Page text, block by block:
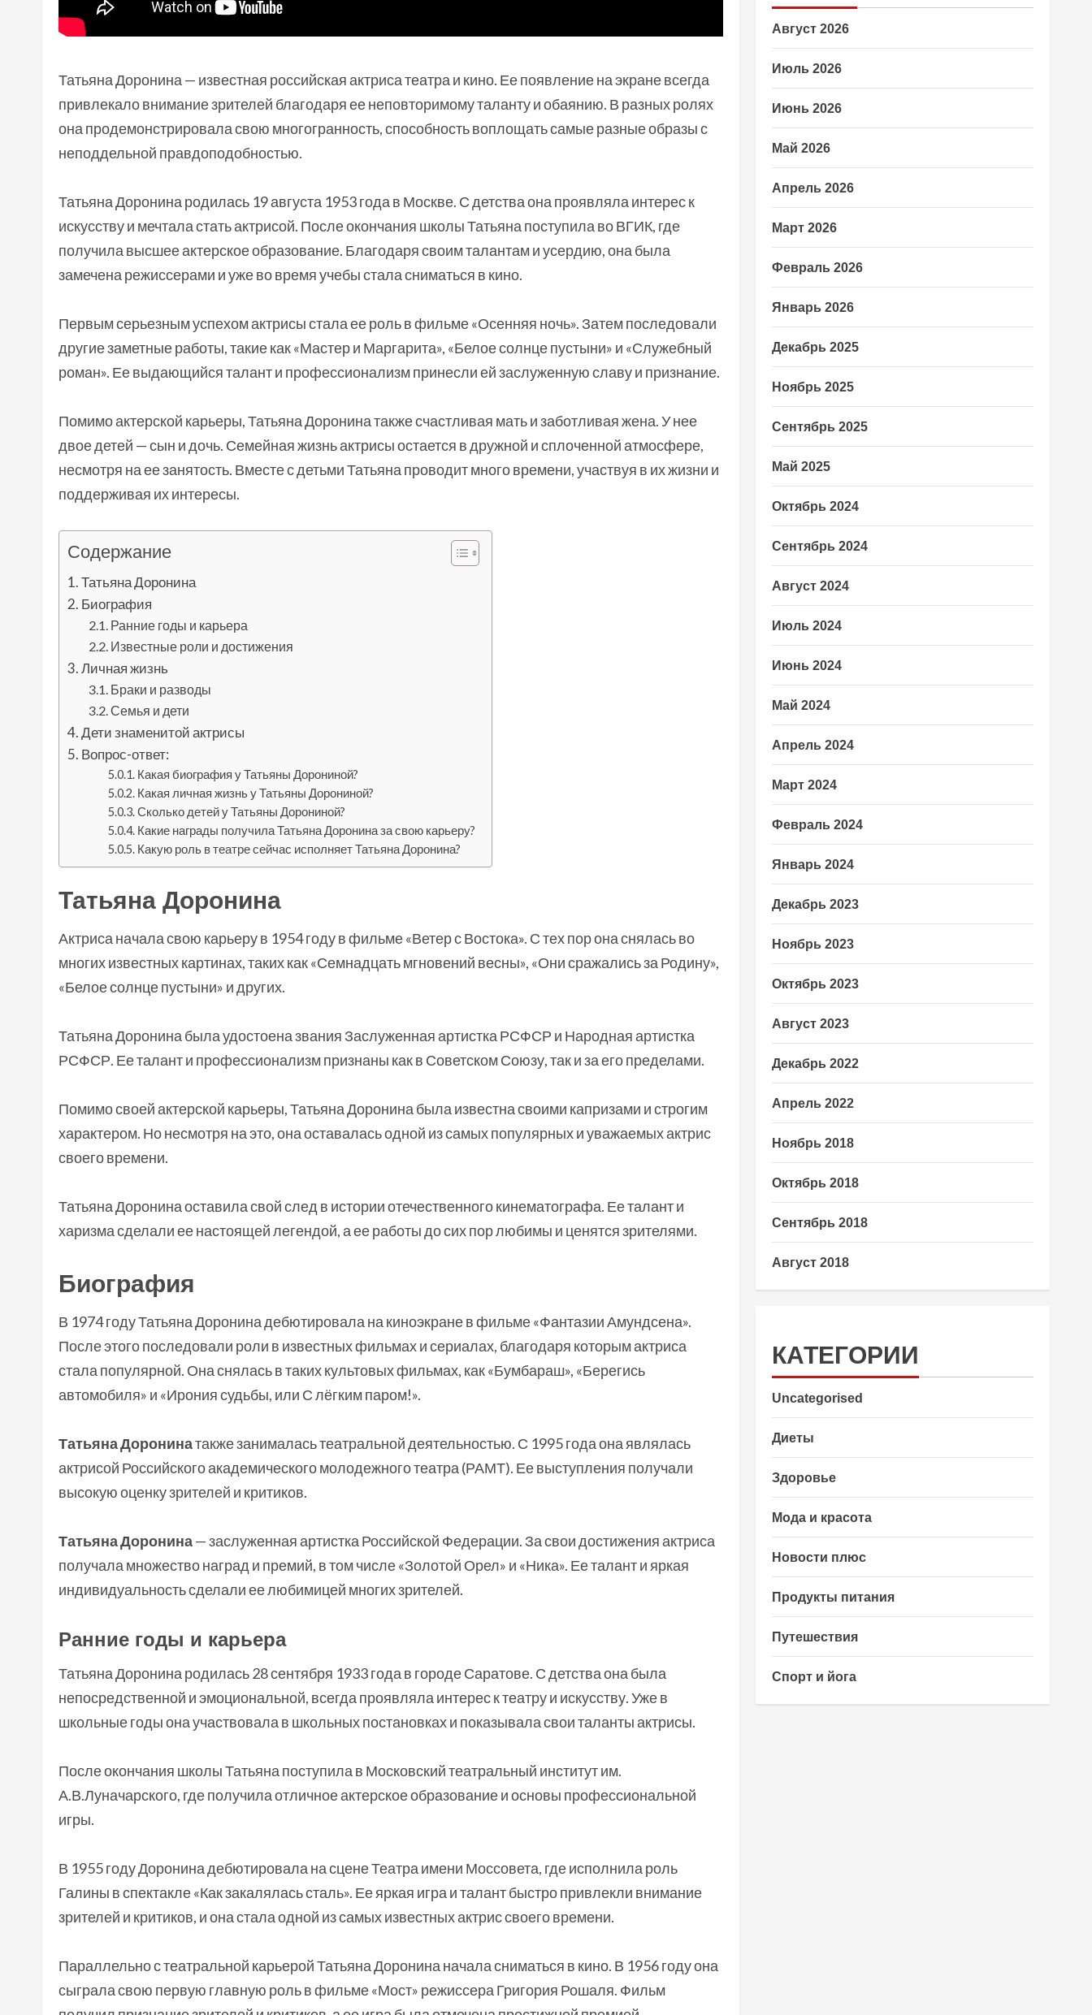
Татьяна Доронина — известная российская актриса театра и кино. Ее появление на экране всегда
привлекало внимание зрителей благодаря ее неповторимому таланту и обаянию. В разных ролях
она продемонстрировала свою многогранность, способность воплощать самые разные образы с
неподдельной правдоподобностью.
Татьяна Доронина родилась 19 августа 1953 года в Москве. С детства она проявляла интерес к
искусству и мечтала стать актрисой. После окончания школы Татьяна поступила во ВГИК, где
получила высшее актерское образование. Благодаря своим талантам и усердию, она была
замечена режиссерами и уже во время учебы стала сниматься в кино.
Первым серьезным успехом актрисы стала ее роль в фильме «Осенняя ночь». Затем последовали
другие заметные работы, такие как «Мастер и Маргарита», «Белое солнце пустыни» и «Служебный
роман». Ее выдающийся талант и профессионализм принесли ей заслуженную славу и признание.
Помимо актерской карьеры, Татьяна Доронина также счастливая мать и заботливая жена. У нее
двое детей — сын и дочь. Семейная жизнь актрисы остается в дружной и сплоченной атмосфере,
несмотря на ее занятость. Вместе с детьми Татьяна проводит много времени, участвуя в их жизни и
поддерживая их интересы.
Содержание
Татьяна Доронина
Биография
Ранние годы и карьера
Известные роли и достижения
Личная жизнь
Браки и разводы
Семья и дети
Дети знаменитой актрисы
Вопрос-ответ:
Какая биография у Татьяны Дорониной?
Какая личная жизнь у Татьяны Дорониной?
Сколько детей у Татьяны Дорониной?
Какие награды получила Татьяна Доронина за свою карьеру?
Какую роль в театре сейчас исполняет Татьяна Доронина?
Татьяна Доронина
Актриса начала свою карьеру в 1954 году в фильме «Ветер с Востока». С тех пор она снялась во
многих известных картинах, таких как «Семнадцать мгновений весны», «Они сражались за Родину»,
«Белое солнце пустыни» и других.
Татьяна Доронина была удостоена звания Заслуженная артистка РСФСР и Народная артистка
РСФСР. Ее талант и профессионализм признаны как в Советском Союзу, так и за его пределами.
Помимо своей актерской карьеры, Татьяна Доронина была известна своими капризами и строгим
характером. Но несмотря на это, она оставалась одной из самых популярных и уважаемых актрис
своего времени.
Татьяна Доронина оставила свой след в истории отечественного кинематографа. Ее талант и
харизма сделали ее настоящей легендой, а ее работы до сих пор любимы и ценятся зрителями.
Биография
В 1974 году Татьяна Доронина дебютировала на киноэкране в фильме «Фантазии Амундсена».
После этого последовали роли в известных фильмах и сериалах, благодаря которым актриса
стала популярной. Она снялась в таких культовых фильмах, как «Бумбараш», «Берегись
автомобиля» и «Ирония судьбы, или С лёгким паром!».
Татьяна Доронинатакже занималась театральной деятельностью. С 1995 года она являлась
актрисой Российского академического молодежного театра (РАМТ). Ее выступления получали
высокую оценку зрителей и критиков.
Татьяна Доронина— заслуженная артистка Российской Федерации. За свои достижения актриса
получала множество наград и премий, в том числе «Золотой Орел» и «Ника». Ее талант и яркая
индивидуальность сделали ее любимицей многих зрителей.
Ранние годы и карьера
Татьяна Доронина родилась 28 сентября 1933 года в городе Саратове. С детства она была
непосредственной и эмоциональной, всегда проявляла интерес к театру и искусству. Уже в
школьные годы она участвовала в школьных постановках и показывала свои таланты актрисы.
После окончания школы Татьяна поступила в Московский театральный институт им.
А.В.Луначарского, где получила отличное актерское образование и основы профессиональной
игры.
В 1955 году Доронина дебютировала на сцене Театра имени Моссовета, где исполнила роль
Галины в спектакле «Как закалялась сталь». Ее яркая игра и талант быстро привлекли внимание
зрителей и критиков, и она стала одной из самых известных актрис своего времени.
Параллельно с театральной карьерой Татьяна Доронина начала сниматься в кино. В 1956 году она
сыграла свою первую главную роль в фильме «Мост» режиссера Григория Рошаля. Фильм
Август 2026
Июль 2026
Июнь 2026
Май 2026
Апрель 2026
Март 2026
Февраль 2026
Январь 2026
Декабрь 2025
Ноябрь 2025
Сентябрь 2025
Май 2025
Октябрь 2024
Сентябрь 2024
Август 2024
Июль 2024
Июнь 2024
Май 2024
Апрель 2024
Март 2024
Февраль 2024
Январь 2024
Декабрь 2023
Ноябрь 2023
Октябрь 2023
Август 2023
Декабрь 2022
Апрель 2022
Ноябрь 2018
Октябрь 2018
Сентябрь 2018
Август 2018
КАТЕГОРИИ
Uncategorised
Диеты
Здоровье
Мода и красота
Новости плюс
Продукты питания
Путешествия
Спорт и йога